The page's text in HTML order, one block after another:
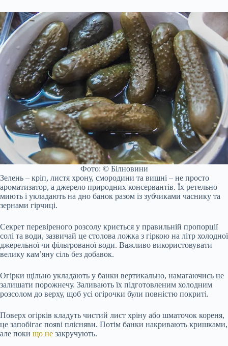
Фото: © Білновини
Зелень – кріп, листя хрону, смородини та вишні – не просто
ароматизатор, а джерело природних консервантів. Їх ретельно
миють і укладають на дно банок разом із зубчиками часнику та
зернами гірчиці.
Секрет перевіреного розсолу криється у правильній пропорції
солі та води, зазвичай це столова ложка з гіркою на літр холодної
джерельної чи фільтрованої води. Важливо використовувати
велику кам’яну сіль без добавок.
Огірки щільно укладають у банки вертикально, намагаючись не
залишати порожнечу. Заливають їх підготовленим холодним
розсолом до верху, щоб усі огірочки були повністю покриті.
Поверх огірків кладуть чистий лист хріну або шматочок кореня,
це запобігає появі плісняви. Потім банки накривають кришками,
але поки що не закручують.